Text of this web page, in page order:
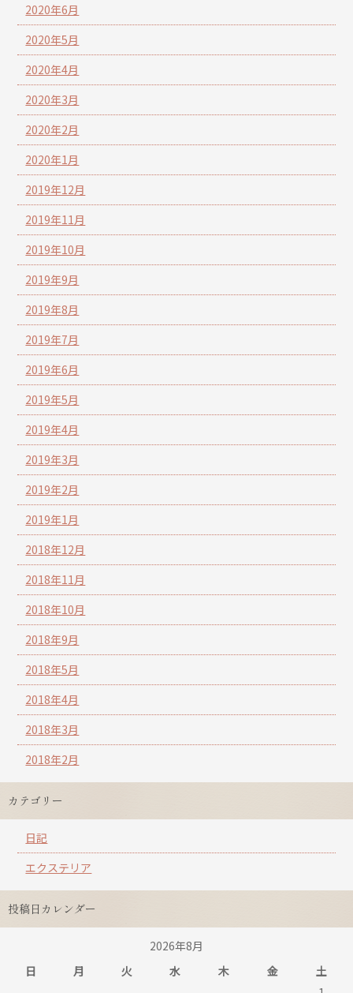
2020年6月
2020年5月
2020年4月
2020年3月
2020年2月
2020年1月
2019年12月
2019年11月
2019年10月
2019年9月
2019年8月
2019年7月
2019年6月
2019年5月
2019年4月
2019年3月
2019年2月
2019年1月
2018年12月
2018年11月
2018年10月
2018年9月
2018年5月
2018年4月
2018年3月
2018年2月
カテゴリー
日記
エクステリア
投稿日カレンダー
2026年8月
日
月 火 水 木 金
土